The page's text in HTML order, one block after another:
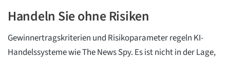
Handeln Sie ohne Risiken
Gewinnertragskriterien und Risikoparameter regeln KI-
Handelssysteme wie The News Spy. Es ist nicht in der Lage,